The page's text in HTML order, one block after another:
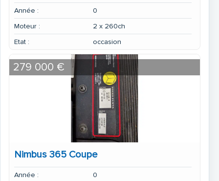
Mikrowelle Miele
Simrad Funk Blackbox inkl. AIS-Empfänger
Année :
0
Moteur :
2 x 260ch
Etat :
occasion
Nimbus 365 Coupe
Année :
0
279 000 €